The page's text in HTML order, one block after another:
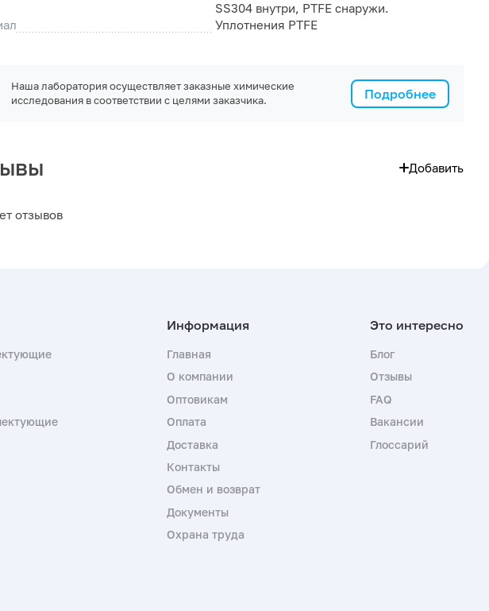
SS304 внутри, PTFE снаружи.
Уплотнения PTFE
Подробнее
Наша лаборатория осуществляет заказные химические
исследования в соответствии с целями заказчика.
Добавить
отзывов
Главная
О компании
Оптовикам
Оплата
Доставка
Контакты
Обмен и возврат
Документы
Охрана труда
Блог
Отзывы
FAQ
Вакансии
Глоссарий